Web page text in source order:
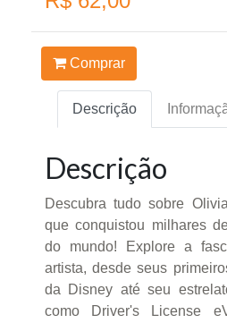
Comprar
Descrição
Descrição
Descubra tudo sobre
que conquistou milhares
do mundo! Explore a
artista, desde seus
da Disney até seu
como Driver's License